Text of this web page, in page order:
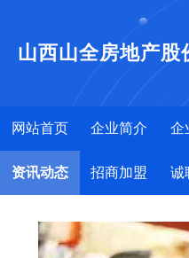
山西山全房地产股
网站首页 企业简介 企
资讯动态 招商加盟 诚